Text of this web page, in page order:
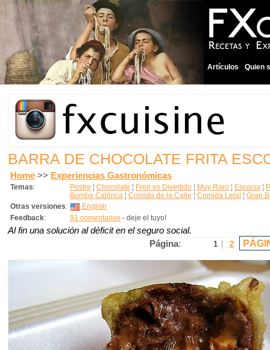
Artículos Quien
BARRA DE CHOCOLATE FRITA
Home >> Experiencias Gastronómicas
Temas: Postre ¦ Chocolate ¦ Freir es Divertido ¦ Muy Raro ¦ Escocia ¦
Bomba Calórica ¦ Comida de la Calle ¦ Comida Letal ¦ Gran
Otras versiones:
English
Feedback: 91 comentarios - deje el tuyo!
Al fin una solución al déficit en el seguro social.
Página: 1 2